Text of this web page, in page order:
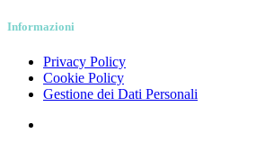
Informazioni
Privacy Policy
Cookie Policy
Gestione dei Dati Personali